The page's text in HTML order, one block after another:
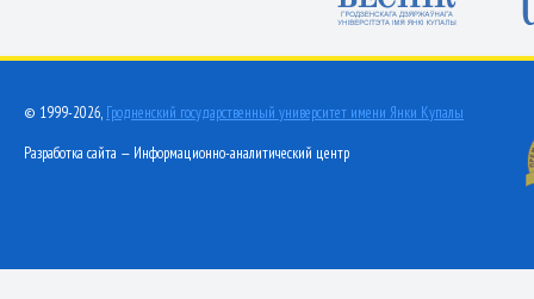
© 1999-2026, Гродненский государственный университет имени Янки Купалы
Разработка сайта — Информационно-аналитический центр